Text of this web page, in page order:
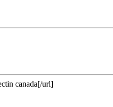
canada[/url]